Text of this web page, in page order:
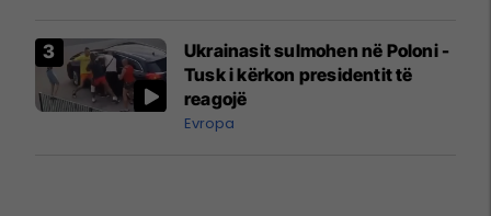
Mançesterit
Ukrainasit sulmohen në Poloni -
Tusk i kërkon presidentit të
reagojë
Evropa